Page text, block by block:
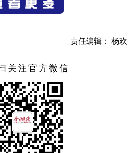
细腻的表演让居民们感受到传统戏
责任编辑： 杨欢
关注官方微信